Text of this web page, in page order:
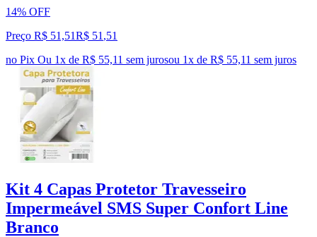
14% OFF
Preço R$ 51,51R$ 51 ,51
no Pix Ou 1x de R$ 55,11 sem jurosou 1x de R$ 55,11 sem juros
Kit 4 Capas Protetor Travesseiro
Impermeável SMS Super Confort Line
Branco